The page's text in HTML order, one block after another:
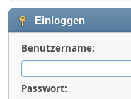
Einloggen
Benutzername:
Passwort: